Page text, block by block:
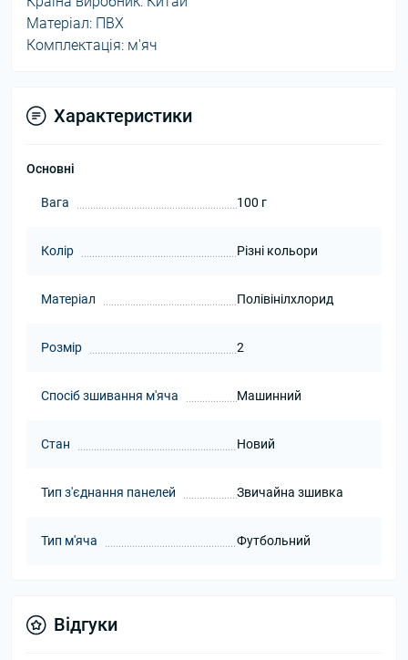
Матеріал: ПВХ
Комплектація: м'яч
Характеристики
Основні
Вага 100 г
Колір Різні кольори
Матеріал Полівінілхлорид
Розмір 2
Спосіб зшивання м'яча Машинний
Стан Новий
Тип з'єднання панелей Звичайна зшивка
Тип м'яча Футбольний
Відгуки